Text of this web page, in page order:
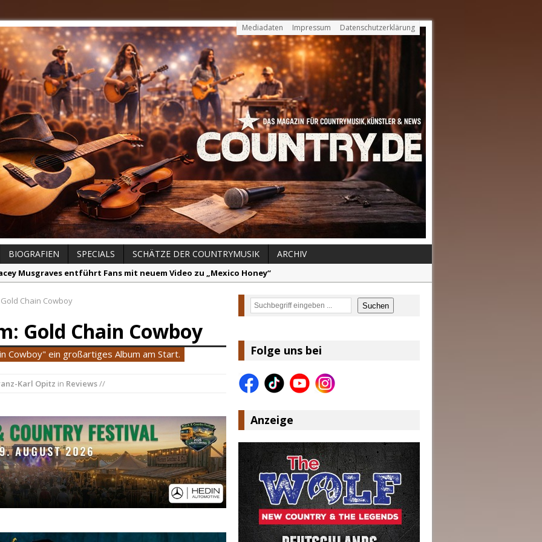
Mediadaten Impressum Datenschutzerklärung
BIOGRAFIEN SPECIALS SCHÄTZE DER COUNTRYMUSIK
ARCHIV
Faith mit brandneuem Musikvideo zu „Pearl Handled Pistol“
Music Hot News – 2. August 2026: Dolly Parton, Bill Anderson und Shaboozey im Fokus
Johnson & The Hollywood Hillbillies kündigen neues Album mit „Better Days Ahead“ an
für Euer Vertrauen: Country.de erreicht täglich rund 10.000 Leser
Musgraves entführt Fans mit neuem Video zu „Mexico Honey“
Chain Cowboy
Gold Chain Cowboy
Cowboy" ein großartiges Album am Start.
Karl Opitz in Reviews//
Suchen Suchen
Folge uns bei
Anzeige